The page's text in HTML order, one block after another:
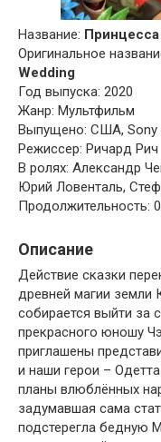
Название:
Оригинальное
Wedding
Год выпуска: 2020
Жанр: Мультфильм
Выпущено: США, Sony
Режиссер: Ричард Рич
В ролях: Александр
Юрий Ловенталь,
Продолжительность:
Описание
Действие сказки
древней магии земли
собирается выйти за
прекрасного юношу
приглашены
и наши герои –
планы влюблённых
задумавшая сама
подстерегла бедную